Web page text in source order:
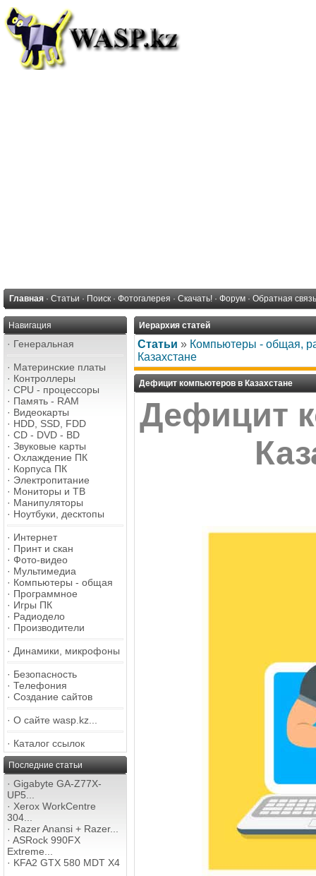
Главная · Статьи · Поиск · Фотогалерея · Скачать! · Форум · Обратная связь
Навигация
· Генеральная
· Материнские платы
· Контроллеры
· CPU - процессоры
· Память - RAM
· Видеокарты
· HDD, SSD, FDD
· CD - DVD - BD
· Звуковые карты
· Охлаждение ПК
· Корпуса ПК
· Электропитание
· Мониторы и ТВ
· Манипуляторы
· Ноутбуки, десктопы
· Интернет
· Принт и скан
· Фото-видео
· Мультимедиа
· Компьютеры - общая
· Программное
· Игры ПК
· Радиодело
· Производители
· Динамики, микрофоны
· Безопасность
· Телефония
· Создание сайтов
· О сайте wasp.kz...
· Каталог ссылок
Последние статьи
· Gigabyte GA-Z77X-
UP5...
· Xerox WorkCentre
304...
· Razer Anansi + Razer...
· ASRock 990FX
Extreme...
· KFA2 GTX 580 MDT X4
Иерархия статей
Статьи » Компьютеры - общая,
Казахстане
Дефицит компьютеров в Казахстане
Дефицит